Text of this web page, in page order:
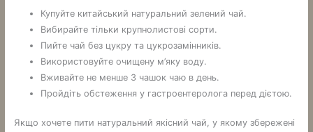
Купуйте китайський натуральний зелений чай.
Вибирайте тільки крупнолистові сорти.
Пийте чай без цукру та цукрозамінників.
Використовуйте очищену м’яку воду.
Вживайте не менше 3 чашок чаю в день.
Пройдіть обстеження у гастроентеролога перед дієтою.
Якщо хочете пити натуральний якісний чай, у якому збережені